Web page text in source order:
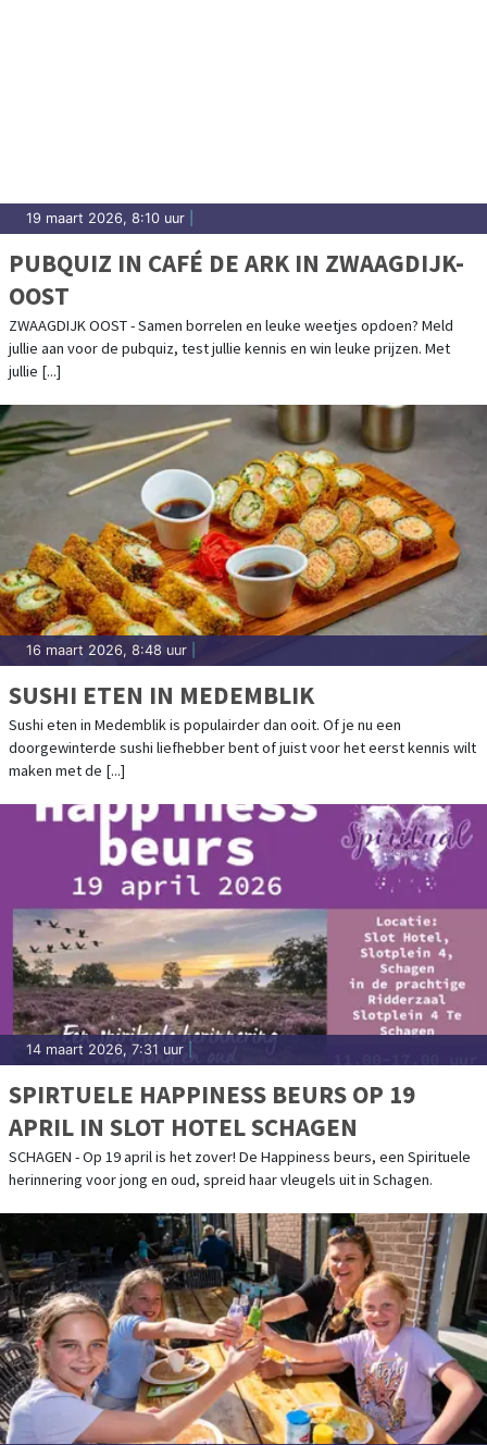
19 maart 2026, 8:10 uur
PUBQUIZ IN CAFÉ DE ARK IN ZWAAGDIJK-
OOST
ZWAAGDIJK OOST - Samen borrelen en leuke weetjes opdoen? Meld
jullie aan voor de pubquiz, test jullie kennis en win leuke prijzen. Met
jullie [...]
16 maart 2026, 8:48 uur
SUSHI ETEN IN MEDEMBLIK
Sushi eten in Medemblik is populairder dan ooit. Of je nu een
doorgewinterde sushi liefhebber bent of juist voor het eerst kennis wilt
maken met de [...]
14 maart 2026, 7:31 uur
SPIRTUELE HAPPINESS BEURS OP 19
APRIL IN SLOT HOTEL SCHAGEN
SCHAGEN - Op 19 april is het zover! De Happiness beurs, een Spirituele
herinnering voor jong en oud, spreid haar vleugels uit in Schagen.